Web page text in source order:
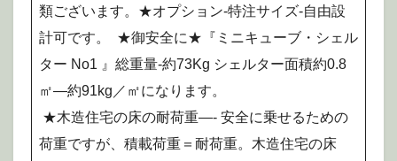
類ございます。★オプション-特注サイズ-自由設
計可です。 ★御安全に★『ミニキューブ・シェル
ター No1 』総重量-約73Kg シェルター面積約0.8
㎡—約91kg／㎡になります。
★木造住宅の床の耐荷重—- 安全に乗せるための
荷重ですが、積載荷重＝耐荷重。木造住宅の床